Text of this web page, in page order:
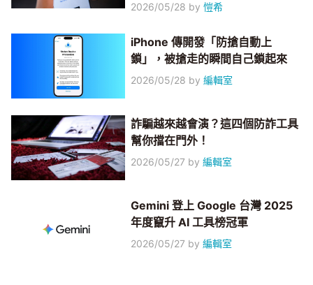
2026/05/28 by愷希
iPhone 傳開發「防搶自動上
鎖」，被搶走的瞬間自己鎖起來
2026/05/28 by編輯室
詐騙越來越會演？這四個防詐工具
幫你擋在門外！
2026/05/27 by編輯室
Gemini 登上 Google 台灣 2025
年度竄升 AI 工具榜冠軍
2026/05/27 by編輯室